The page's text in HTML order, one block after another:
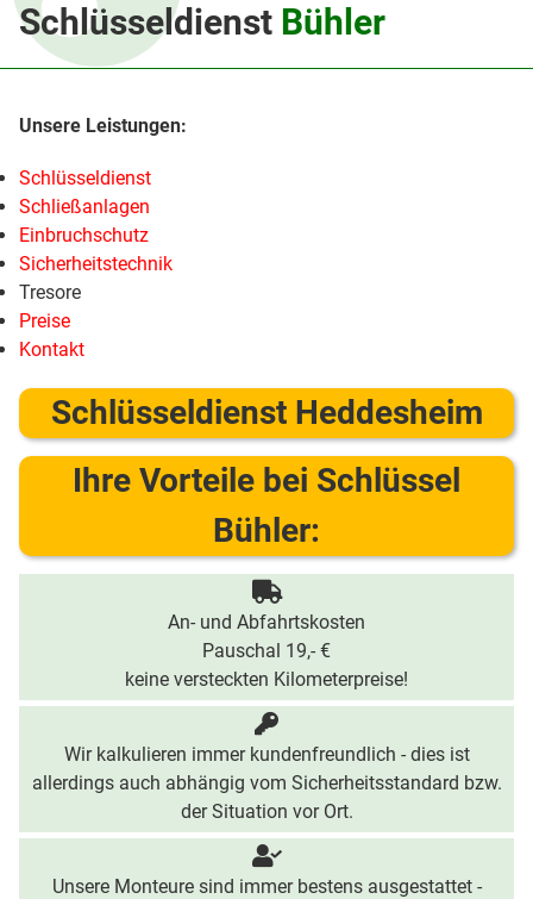
Schlüsseldienst Bühler
Schlüsseldienst
Schließanlagen
Einbruchschutz
Sicherheitstechnik
Tresore
Preise
Kontakt
Schlüsseldienst Heddesheim
Ihre Vorteile bei Schlüssel
Bühler:
An- und Abfahrtskosten
Pauschal 19,- €
keine versteckten Kilometerpreise!
Wir kalkulieren immer kundenfreundlich - dies ist
allerdings auch abhängig vom Sicherheitsstandard bzw.
der Situation vor Ort.
Unsere Monteure sind immer bestens ausgestattet -